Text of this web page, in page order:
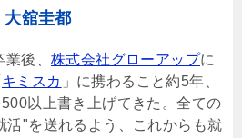
大舘圭都
後、 株式会社グローアップに
キミスカ 」に携わること約5年、
以上書き上げてきた。全ての
活"を送れるよう、これからも就